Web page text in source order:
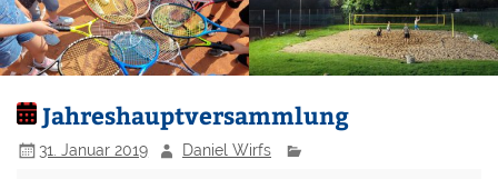
Jahreshauptversammlung
31. Januar 2019 Daniel Wirfs